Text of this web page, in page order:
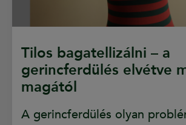
Tilos bagatellizálni – a
gerincferdülés elvétve
magától
A gerincferdülés olyan